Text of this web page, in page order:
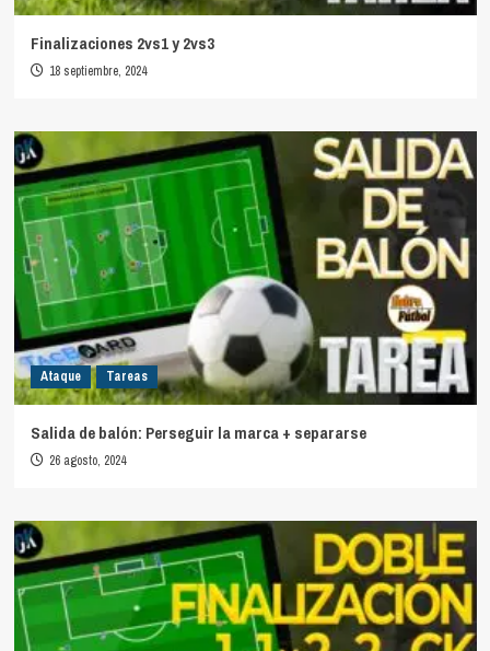
Finalizaciones 2vs1 y 2vs3
18 septiembre, 2024
Ataque Tareas
Salida de balón: Perseguir la marca + separarse
26 agosto, 2024